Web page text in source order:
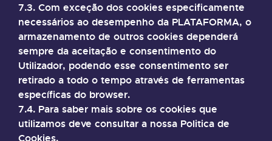
7.3. Com exceção dos cookies especificamente
necessários ao desempenho da PLATAFORMA, o
armazenamento de outros cookies dependerá
sempre da aceitação e consentimento do
Utilizador, podendo esse consentimento ser
retirado a todo o tempo através de ferramentas
específicas do browser.
7.4. Para saber mais sobre os cookies que
utilizamos deve consultar a nossa Politica de
Cookies.